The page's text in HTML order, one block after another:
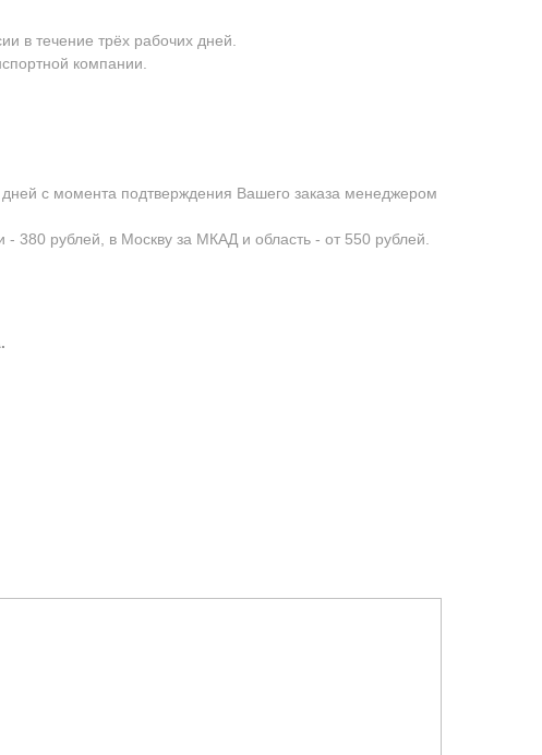
в течение трёх рабочих дней.
компании.
дней с момента подтверждения Вашего заказа менеджером
- 380 рублей, в Москву за МКАД и область - от 550 рублей.